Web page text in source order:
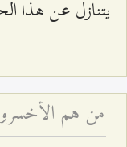
يتنازل عن هذا
من هم